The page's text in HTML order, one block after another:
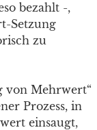
bezahlt -,
Setzung
zu
von Mehrwert“
Prozess, in
einsaugt,